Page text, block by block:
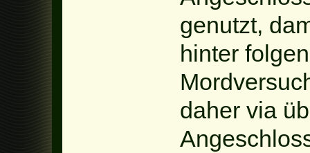
genutzt,
hinter
daher via